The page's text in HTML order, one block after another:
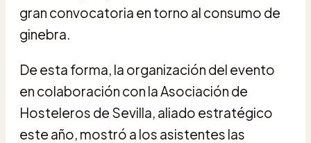
gran convocatoria en torno al consumo de
ginebra.
De esta forma, la organización del evento
en colaboración con la Asociación de
Hosteleros de Sevilla, aliado estratégico
este año, mostró a los asistentes las